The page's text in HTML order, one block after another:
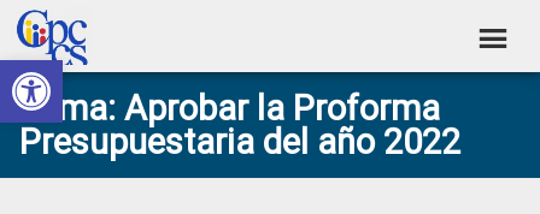
Abrir barra de herramientas
Skip
to
primary
navigation
Skip
to
main
content
Skip
to
primary
sidebar
Skip
to
footer
Consejo
de
Participación
Construyendo
Poder
Ciudadano
Tema: Aprobar la Proforma
Presupuestaria del año 2022